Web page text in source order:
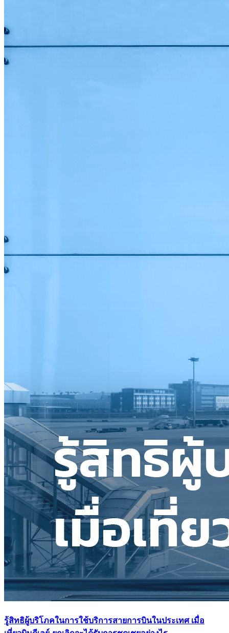
รู้สิทธิผู้บริโภคในการใช้บริการสายการบินในประเทศ เมื่อ